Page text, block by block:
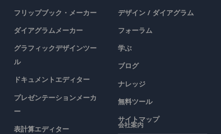
フリップブック・メーカー
ダイアグラムメーカー
グラフィックデザインツー
ル
ドキュメントエディター
プレゼンテーションメーカ
ー
表計算エディター
デザイン / ダイアグラム
フォーラム
学ぶ
ブログ
ナレッジ
無料ツール
サイトマップ
会社案内